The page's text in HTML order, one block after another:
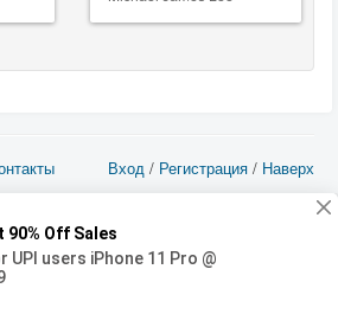
Вход / Регистрация / Наверх
только в том в случае, если
с ознакомительными целями - для прочих целей
запись.